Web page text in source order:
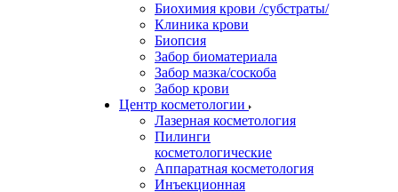
Биохимия крови /субстраты/
Клиника крови
Биопсия
Забор биоматериала
Забор мазка/соскоба
Забор крови
Центр косметологии
Лазерная косметология
Пилинги
косметологические
Аппаратная косметология
Инъекционная